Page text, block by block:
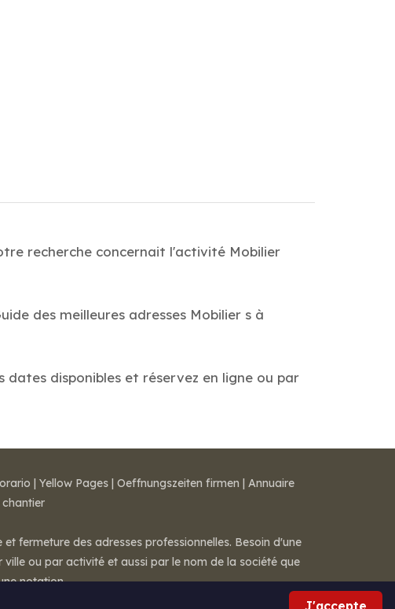
recherche concernait l'activité Mobilier
des meilleures adresses Mobilier s à
dates disponibles et réservez en ligne ou par
J'accepte
| Yellow Pages | Oeffnungszeiten firmen | Annuaire
fermeture des adresses professionnelles. Besoin d'une
ville ou par activité et aussi par le nom de la société que
notation.